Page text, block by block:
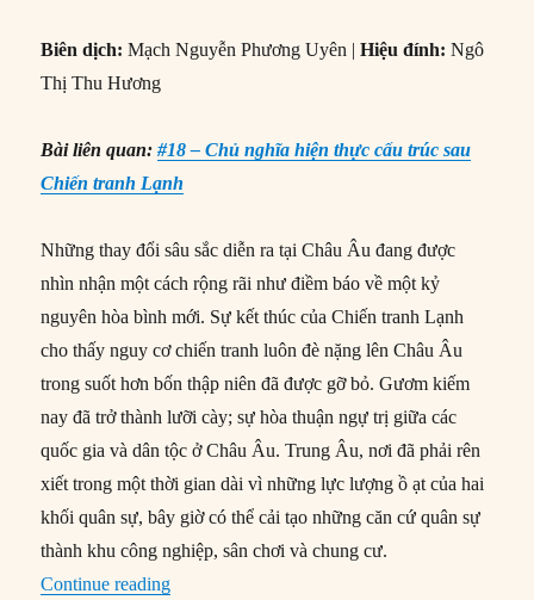
Biên dịch: Mạch Nguyễn Phương Uyên |Hiệu đính: Ngô
Thị Thu Hương
Bài liên quan:#18 – Chủ nghĩa hiện thực cấu trúc sau
Chiến tranh Lạnh
Những thay đổi sâu sắc diễn ra tại Châu Âu đang được
nhìn nhận một cách rộng rãi như điềm báo về một kỷ
nguyên hòa bình mới. Sự kết thúc của Chiến tranh Lạnh
cho thấy nguy cơ chiến tranh luôn đè nặng lên Châu Âu
trong suốt hơn bốn thập niên đã được gỡ bỏ. Gươm kiếm
nay đã trở thành lưỡi cày; sự hòa thuận ngự trị giữa các
quốc gia và dân tộc ở Châu Âu. Trung Âu, nơi đã phải rên
xiết trong một thời gian dài vì những lực lượng ồ ạt của hai
khối quân sự, bây giờ có thể cải tạo những căn cứ quân sự
thành khu công nghiệp, sân chơi và chung cư.
Continue reading“#101 – Trở lại tương lai: Sự bất ổn tại Châu